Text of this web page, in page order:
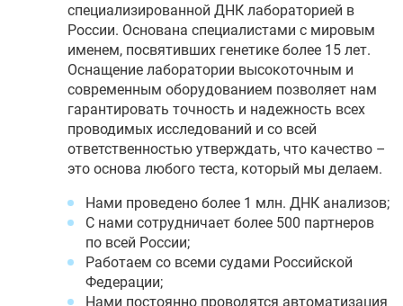
специализированной ДНК лабораторией в
России. Основана специалистами с мировым
именем, посвятивших генетике более 15 лет.
Оснащение лаборатории высокоточным и
современным оборудованием позволяет нам
гарантировать точность и надежность всех
проводимых исследований и со всей
ответственностью утверждать, что качество –
это основа любого теста, который мы делаем.
Нами проведено более 1 млн. ДНК анализов;
С нами сотрудничает более 500 партнеров
по всей России;
Работаем со всеми судами Российской
Федерации;
Нами постоянно проводятся автоматизация